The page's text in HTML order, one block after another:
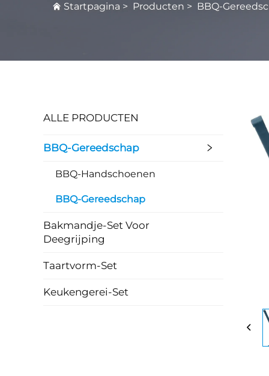
Startpagina > Producten > BBQ-
ALLE PRODUCTEN
BBQ-Gereedschap
BBQ-Handschoenen
BBQ-Gereedschap
Bakmandje-Set Voor
Deegrijping
Taartvorm-Set
Keukengerei-Set